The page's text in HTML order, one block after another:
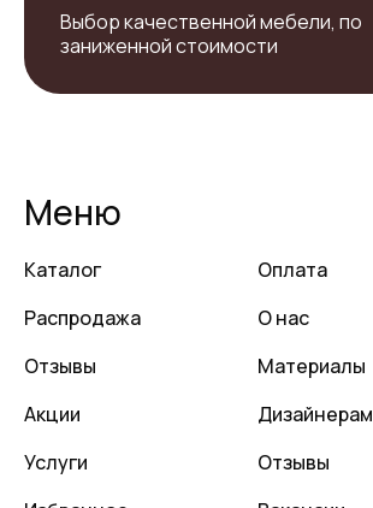
Выбор качественной мебели, по
заниженной стоимости
Меню
Каталог
Распродажа
Отзывы
Акции
Услуги
Оплата
О нас
Материалы
Дизайнерам
Отзывы